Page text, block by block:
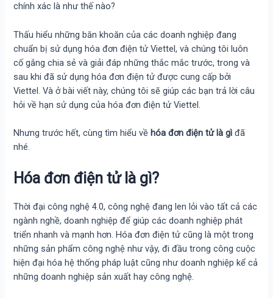
chính xác là như thế nào?
Thấu hiểu những băn khoăn của các doanh nghiệp đang
chuẩn bị sử dụng hóa đơn điện tử Viettel, và chúng tôi luôn
cố gắng chia sẻ và giải đáp những thắc mắc trước, trong và
sau khi đã sử dụng hóa đơn điện tử được cung cấp bởi
Viettel. Và ở bài viết này, chúng tôi sẽ giúp các bạn trả lời câu
hỏi về hạn sử dụng của hóa đơn điện tử Viettel.
Nhưng trước hết, cùng tìm hiểu về hóa đơn điện tử là gì đã
nhé.
Hóa đơn điện tử là gì?
Thời đại công nghệ 4.0, công nghệ đang len lỏi vào tất cả các
ngành nghề, doanh nghiệp để giúp các doanh nghiệp phát
triển nhanh và mạnh hơn. Hóa đơn điện tử cũng là một trong
những sản phẩm công nghệ như vậy, đi đầu trong công cuộc
hiện đại hóa hệ thống pháp luật cũng như doanh nghiệp kể cả
những doanh nghiệp sản xuất hay công nghệ.